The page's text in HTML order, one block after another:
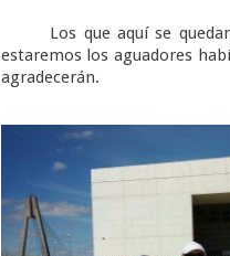
Los que aquí se quedan
estaremos los aguadores
agradecerán.